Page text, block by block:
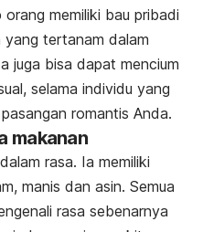
memiliki bau pribadi
tertanam dalam
juga bisa dapat mencium
selama individu yang
romantis Anda.
makanan
rasa. Ia memiliki
manis dan asin. Semua
rasa sebenarnya